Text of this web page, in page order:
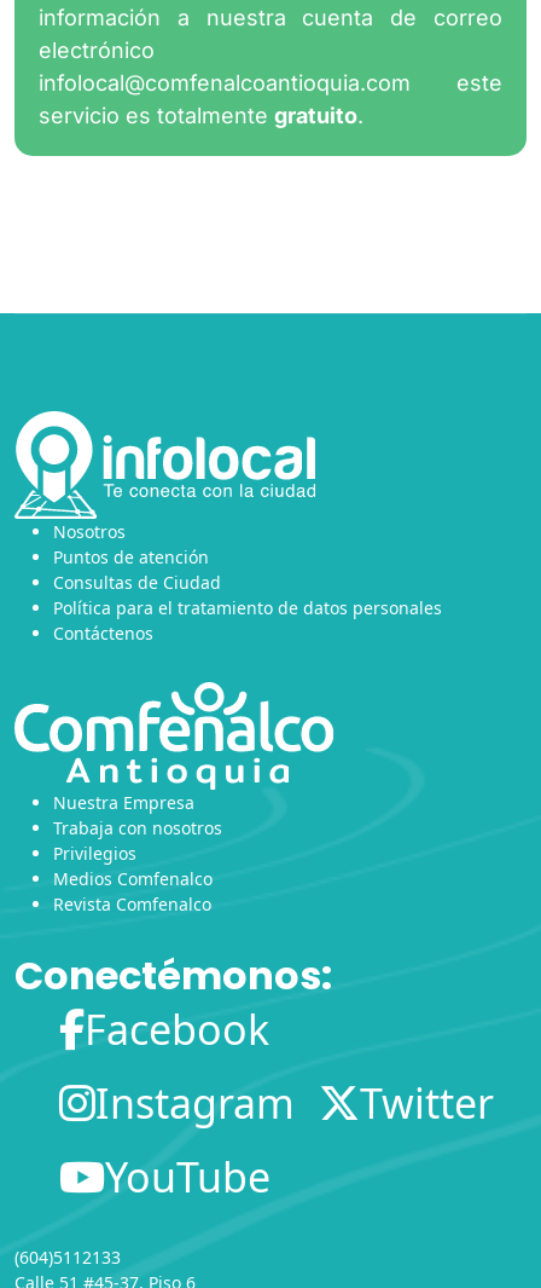
información a nuestra cuenta de correo
electrónico
infolocal@comfenalcoantioquia.com este
servicio es totalmente gratuito.
Nosotros
Puntos de atención
Consultas de Ciudad
Política para el tratamiento de datos personales
Contáctenos
Nuestra Empresa
Trabaja con nosotros
Privilegios
Medios Comfenalco
Revista Comfenalco
Conectémonos:
Facebook
Instagram
Twitter
YouTube
(604)5112133
Calle 51 #45-37, Piso 6